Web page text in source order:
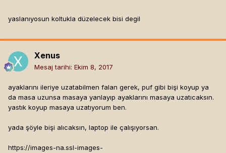
yaslanıyosun koltukla düzelecek bisi degil
Xenus
Mesaj tarihi: Ekim 8, 2017
ayaklarını ileriye uzatabilmen falan gerek, puf gibi bişi koyup ya
da masa uzunsa masaya yanlayıp ayaklarını masaya uzatıcaksın.
yastık koyup masaya uzatıyorum ben.
yada şöyle bişi alıcaksın, laptop ile çalışıyorsan.
https://images-na.ssl-images-